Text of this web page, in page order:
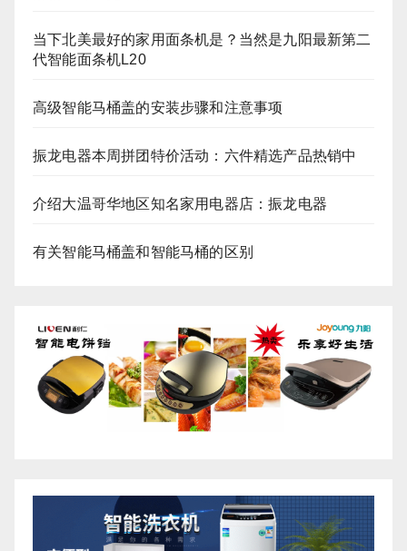
当下北美最好的家用面条机是？当然是九阳最新第二
代智能面条机L20
高级智能马桶盖的安装步骤和注意事项
振龙电器本周拼团特价活动：六件精选产品热销中
介绍大温哥华地区知名家用电器店：振龙电器
有关智能马桶盖和智能马桶的区别